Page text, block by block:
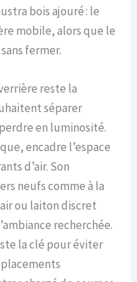
bois ajouré : le
mobile, alors que le
fermer.
reste la
séparer
en luminosité.
encadre l’espace
d’air. Son
neufs comme à la
ou laiton discret
recherchée.
la clé pour éviter